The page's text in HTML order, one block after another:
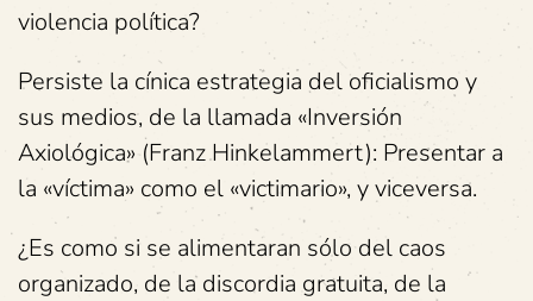
violencia política?
Persiste la cínica estrategia del oficialismo y
sus medios, de la llamada «Inversión
Axiológica» (Franz Hinkelammert): Presentar a
la «víctima» como el «victimario», y viceversa.
¿Es como si se alimentaran sólo del caos
organizado, de la discordia gratuita, de la